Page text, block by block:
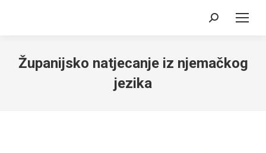
Search:
Županijsko natjecanje iz njemačkog
jezika